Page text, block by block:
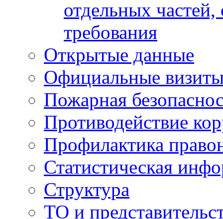
отдельных
требования
Открытые данные
Официальные
Пожарная
Противодействие
Профилактика
Статистическая
Структура
ТО и